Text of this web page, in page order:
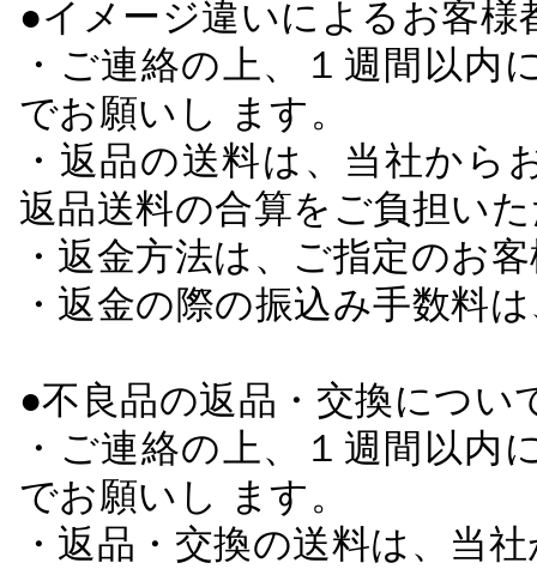
●イメージ違いによるお客
・ご連絡の上、１週間以
でお願いし ます。
・返品の送料は、当社か
返品送料の合算をご負担い
・返金方法は、ご指定のお
・返金の際の振込み手数料
●不良品の返品・交換につい
・ご連絡の上、１週間以
でお願いし ます。
・返品・交換の送料は、当